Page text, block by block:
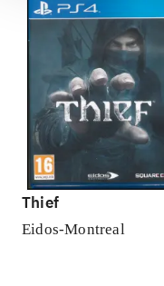
Thief
Eidos-Montreal